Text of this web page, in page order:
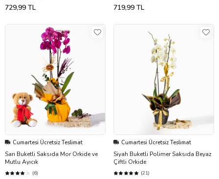
729,99 TL 719,99 TL
Cumartesi Ücretsiz Teslimat
Sarı Buketli Saksıda Mor Orkide ve
Mutlu Ayıcık
(6)
Cumartesi Ücretsiz Teslimat
Siyah Buketli Polimer Saksıda Beyaz
Çiftli Orkide
(21)